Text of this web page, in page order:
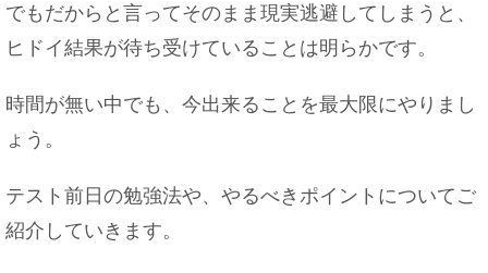
でもだからと言ってそのまま現実逃避してしまうと、
ヒドイ結果が待ち受けていることは明らかです。
時間が無い中でも、今出来ることを最大限にやりまし
ょう。
テスト前日の勉強法や、やるべきポイントについてご
紹介していきます。